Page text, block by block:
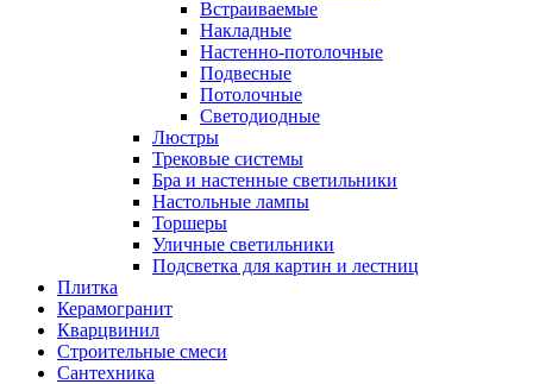
Встраиваемые
Накладные
Настенно-потолочные
Подвесные
Потолочные
Светодиодные
Люстры
Трековые системы
Бра и настенные светильники
Настольные лампы
Торшеры
Уличные светильники
Подсветка для картин и лестниц
Плитка
Керамогранит
Кварцвинил
Строительные смеси
Сантехника